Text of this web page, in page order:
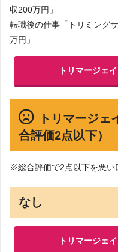
収200万円」
転職後の仕事「トリミング
万円」
トリマージェ
トリマージ
合評価2点以下）
※総合評価で2点以下を悪い
なし
トリマージェ